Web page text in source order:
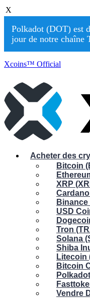
X
Polkadot (DOT) est
jour de notre chaîne
Xcoins™ Official
Acheter des
Bitcoin
XRP
USD
Tron
Solana
Shiba
Litecoin
Bitcoin
Vendre